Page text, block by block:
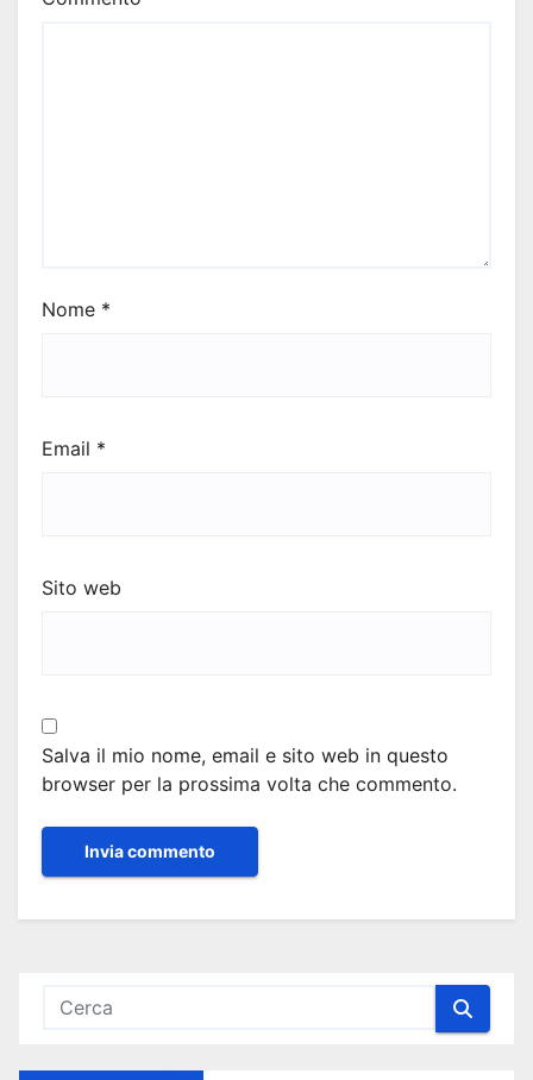
Nome *
Email *
Sito web
Salva il mio nome, email e sito web in questo
browser per la prossima volta che commento.